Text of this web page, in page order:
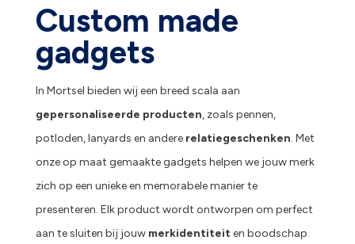
Custom made
gadgets
In Mortsel bieden wij een breed scala aan
gepersonaliseerde producten, zoals pennen,
potloden, lanyards en andere relatiegeschenken. Met
onze op maat gemaakte gadgets helpen we jouw merk
zich op een unieke en memorabele manier te
presenteren. Elk product wordt ontworpen om perfect
aan te sluiten bij jouw merkidentiteiten boodschap.